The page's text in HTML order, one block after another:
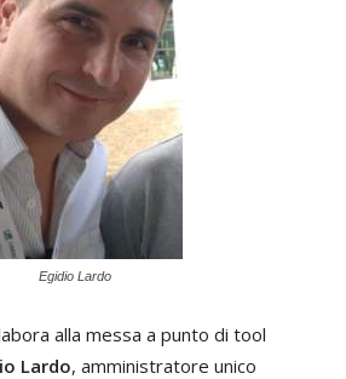
Egidio Lardo
alla messa a punto di tool
Lardo, amministratore unico